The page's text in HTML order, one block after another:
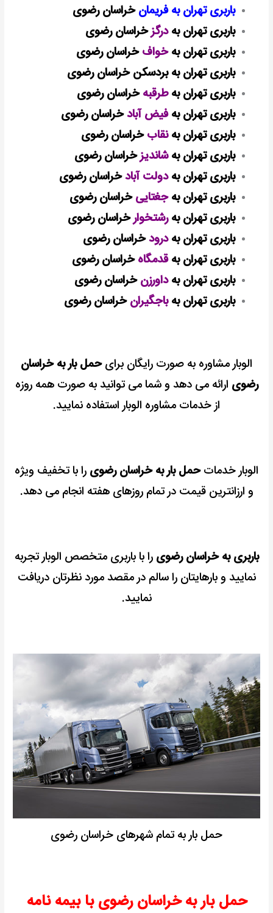
باربری تهران به فریمانخراسان رضوی
باربری تهران بهدرگزخراسان رضوی
باربری تهران بهخوافخراسان رضوی
باربری تهران به بردسکن خراسان رضوی
باربری تهران بهطرقبهخراسان رضوی
باربری تهران بهفیض آبادخراسان رضوی
باربری تهران بهنقابخراسان رضوی
باربری تهران بهشاندیزخراسان رضوی
باربری تهران بهدولت آبادخراسان رضوی
باربری تهران بهجغتاییخراسان رضوی
باربری تهران بهرشتخوارخراسان رضوی
باربری تهران بهدرودخراسان رضوی
باربری تهران بهقدمگاهخراسان رضوی
باربری تهران بهداورزنخراسان رضوی
باربری تهران بهباجگیرانخراسان رضوی
الوبار مشاوره به صورت رایگان برایحمل بار به خراسان
رضوی ارائه می دهد و شما می توانید به صورت همه روزه
از خدمات مشاوره الوبار استفاده نمایید.
الوبار خدماتحمل بار به خراسان رضوی را با تخفیف ویژه
و ارزانترین قیمت در تمام روزهای هفته انجام می دهد.
باربری به خراسان رضوی را با باربری متخصص الوبار تجربه
نمایید و بارهایتان را سالم در مقصد مورد نظرتان دریافت
نمایید.
حمل بار به تمام شهرهای خراسان رضوی
حمل بار به خراسان رضوی با بیمه نامه